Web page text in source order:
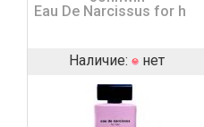
Eau De Narcissus for her
Наличие: нет